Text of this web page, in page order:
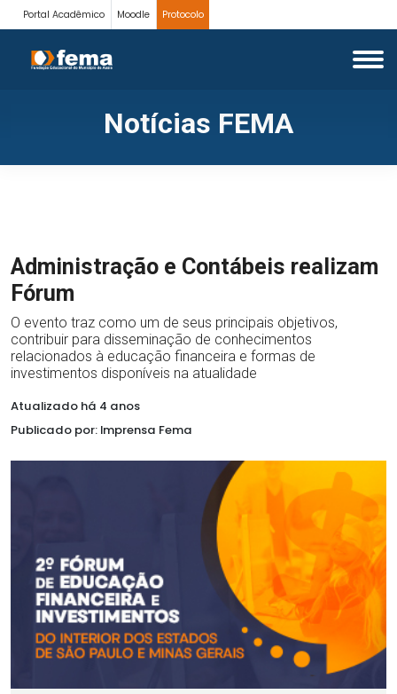
Portal Acadêmico Moodle Protocolo
Notícias FEMA
Administração e Contábeis realizam
Fórum
O evento traz como um de seus principais objetivos,
contribuir para disseminação de conhecimentos
relacionados à educação financeira e formas de
investimentos disponíveis na atualidade
Atualizado há 4 anos
Publicado por: Imprensa Fema